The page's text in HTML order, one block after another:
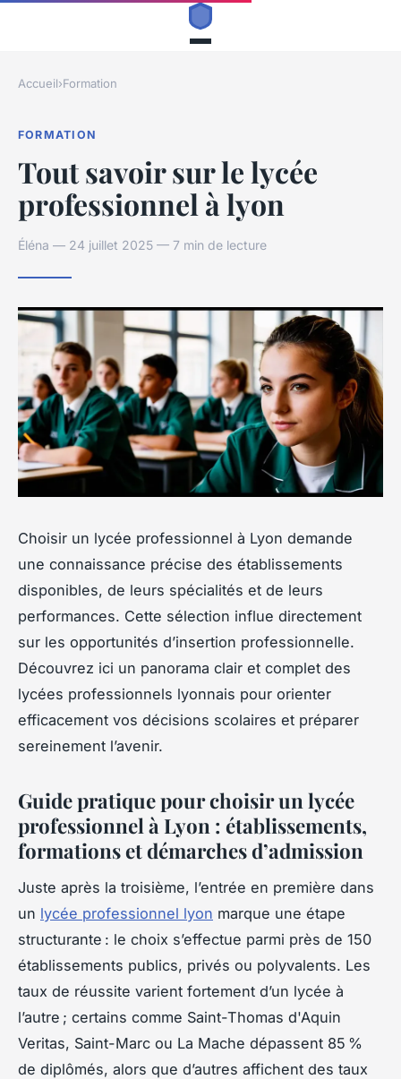
Accueil›Formation
FORMATION
Tout savoir sur le lycée
professionnel à lyon
Éléna — 24 juillet 2025 — 7 min de lecture
Choisir un lycée professionnel à Lyon demande
une connaissance précise des établissements
disponibles, de leurs spécialités et de leurs
performances. Cette sélection influe directement
sur les opportunités d’insertion professionnelle.
Découvrez ici un panorama clair et complet des
lycées professionnels lyonnais pour orienter
efficacement vos décisions scolaires et préparer
sereinement l’avenir.
Guide pratique pour choisir un lycée
professionnel à Lyon : établissements,
formations et démarches d’admission
Juste après la troisième, l’entrée en première dans
un lycée professionnel lyon marque une étape
structurante : le choix s’effectue parmi près de 150
établissements publics, privés ou polyvalents. Les
taux de réussite varient fortement d’un lycée à
l’autre ; certains comme Saint-Thomas d'Aquin
Veritas, Saint-Marc ou La Mache dépassent 85 %
de diplômés, alors que d’autres affichent des taux